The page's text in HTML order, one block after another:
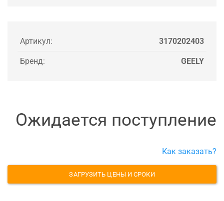
Артикул: 3170202403
Бренд: GEELY
Ожидается поступление
Как заказать?
ЗАГРУЗИТЬ ЦЕНЫ И СРОКИ